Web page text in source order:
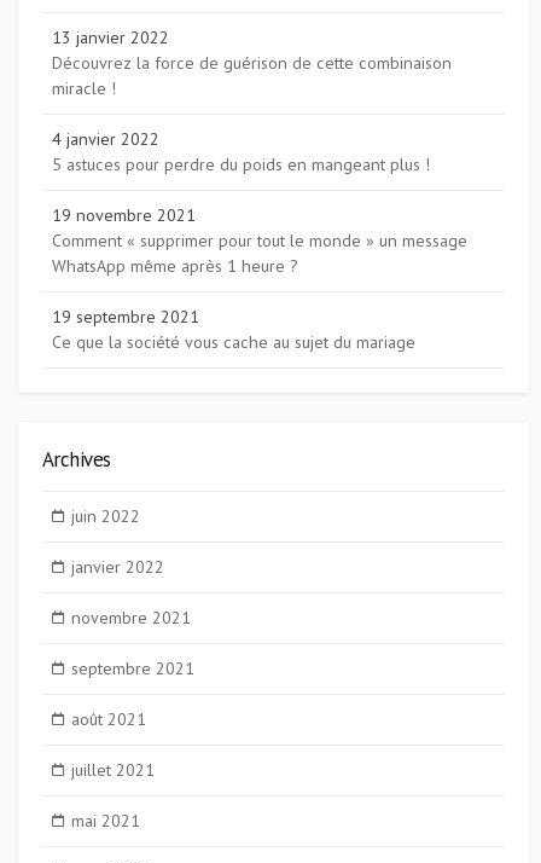
13 janvier 2022
Découvrez la force de guérison de cette combinaison
miracle !
4 janvier 2022
5 astuces pour perdre du poids en mangeant plus !
19 novembre 2021
Comment « supprimer pour tout le monde » un message
WhatsApp même après 1 heure ?
19 septembre 2021
Ce que la société vous cache au sujet du mariage
Archives
juin 2022
janvier 2022
novembre 2021
septembre 2021
août 2021
juillet 2021
mai 2021